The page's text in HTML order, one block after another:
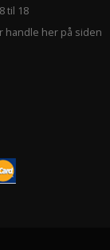
til 18
handle her på siden